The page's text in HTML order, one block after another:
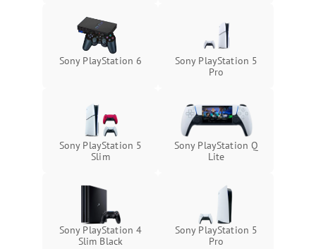
Sony PlayStation 6
Sony PlayStation 5
Pro
Sony PlayStation 5
Slim
Sony PlayStation Q
Lite
Sony PlayStation 4
Slim Black
Sony PlayStation 5
Pro